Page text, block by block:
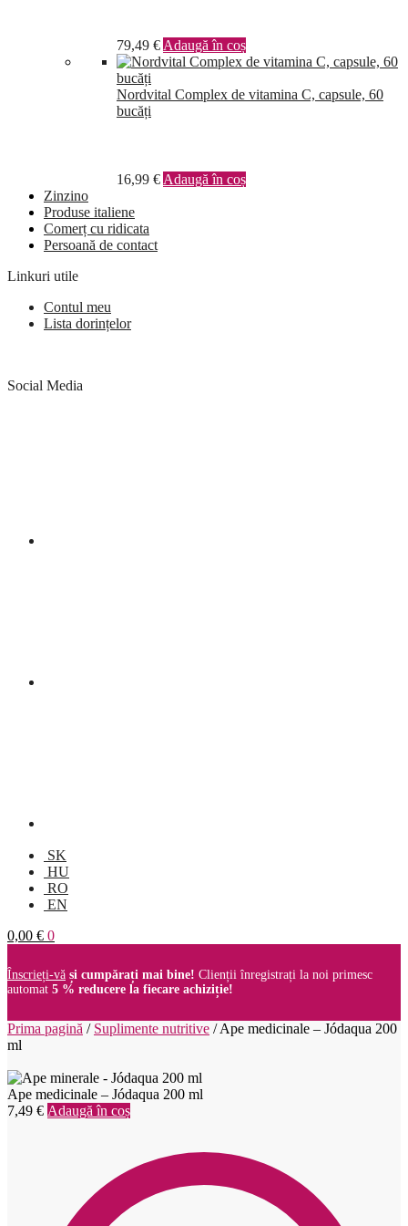
79,49 € Adaugă în coș
Nordvital Complex de vitamina C, capsule, 60
bucăți
16,99 € Adaugă în coș
Zinzino
Produse italiene
Comerț cu ridicata
Persoană de contact
Linkuri utile
Contul meu
Lista dorințelor
Social Media
SK
HU
RO
EN
0,00 € 0
Înscrieți-vă și cumpărați mai bine! Clienții înregistrați la noi primesc
automat 5 % reducere la fiecare achiziție!
Prima pagină / Suplimente nutritive /Ape medicinale – Jódaqua 200
ml
Ape medicinale – Jódaqua 200 ml
7,49 € Adaugă în coș